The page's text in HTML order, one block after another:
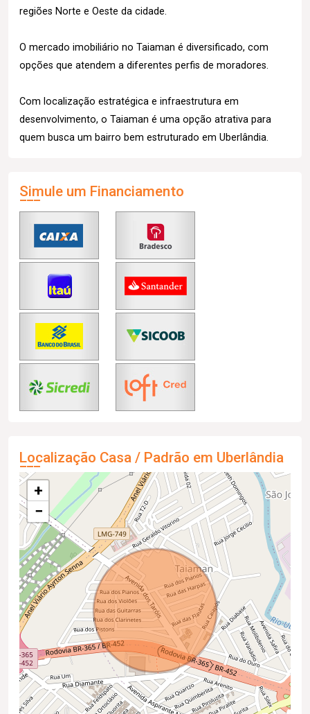
regiões Norte e Oeste da cidade.
O mercado imobiliário no Taiaman é diversificado, com
opções que atendem a diferentes perfis de moradores.
Com localização estratégica e infraestrutura em
desenvolvimento, o Taiaman é uma opção atrativa para
quem busca um bairro bem estruturado em Uberlândia.
Simule um Financiamento
Localização Casa / Padrão em Uberlândia
+
−